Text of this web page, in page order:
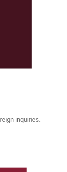
inquiries.